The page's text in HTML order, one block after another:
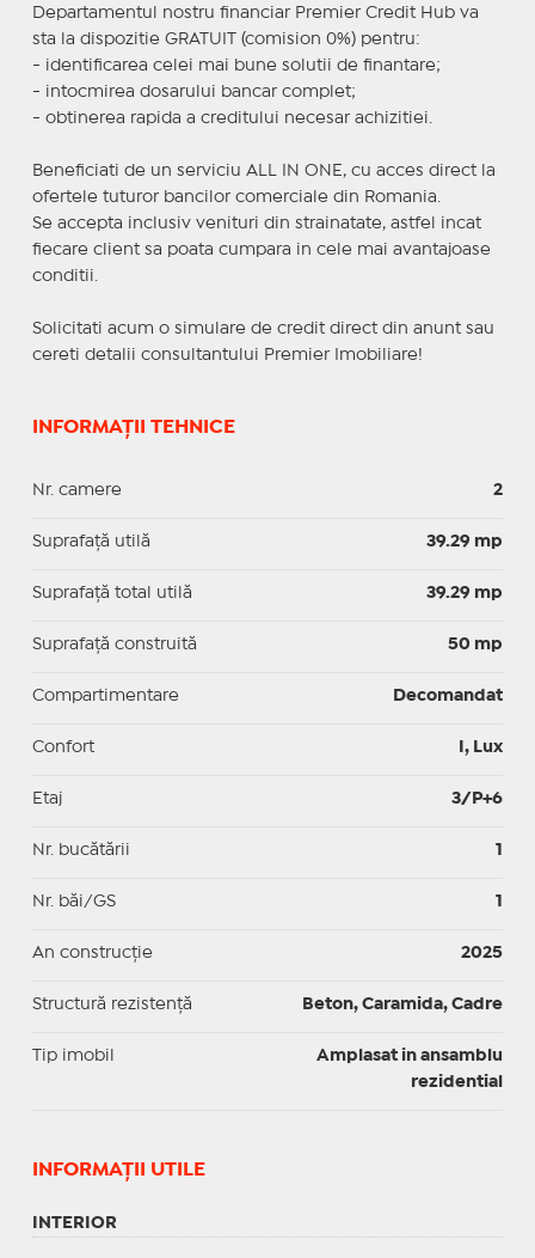
Departamentul nostru financiar Premier Credit Hub va
sta la dispozitie GRATUIT (comision 0%) pentru:
- identificarea celei mai bune solutii de finantare;
- intocmirea dosarului bancar complet;
- obtinerea rapida a creditului necesar achizitiei.
Beneficiati de un serviciu ALL IN ONE, cu acces direct la
ofertele tuturor bancilor comerciale din Romania.
Se accepta inclusiv venituri din strainatate, astfel incat
fiecare client sa poata cumpara in cele mai avantajoase
conditii.
Solicitati acum o simulare de credit direct din anunt sau
cereti detalii consultantului Premier Imobiliare!
INFORMAȚII TEHNICE
Nr. camere 2
Suprafaţă utilă 39.29 mp
Suprafaţă total utilă 39.29 mp
Suprafaţă construită 50 mp
Compartimentare Decomandat
Confort I, Lux
Etaj 3/P+6
Nr. bucătării 1
Nr. băi/GS 1
An construcție 2025
Structură rezistență Beton, Caramida, Cadre
Tip imobil
Amplasat in ansamblu
rezidential
INFORMAŢII UTILE
INTERIOR